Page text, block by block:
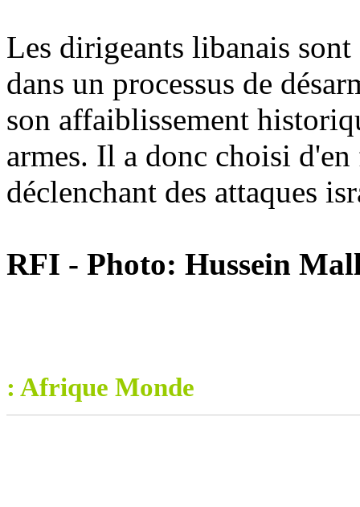
Les dirigeants libanais sont
dans un processus de
son affaiblissement
armes. Il a donc choisi
déclenchant des attaques
RFI - Photo: Hussein
: Afrique Monde